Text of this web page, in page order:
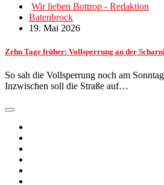
Wir lieben Bottrop - Redaktion
Batenbrock
19. Mai 2026
Zehn Tage früher: Vollsperrung an der
So sah die Vollsperrung noch am
Inzwischen soll die Straße auf…